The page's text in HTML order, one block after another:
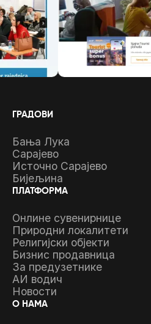
ГРАДОВИ
Бања Лука
Сарајево
Источно Сарајево
Бијељина
ПЛАТФОРМА
Онлине сувенирнице
Природни локалитети
Религијски објекти
Бизнис продавница
За предузетнике
АИ водич
Новости
О НАМА